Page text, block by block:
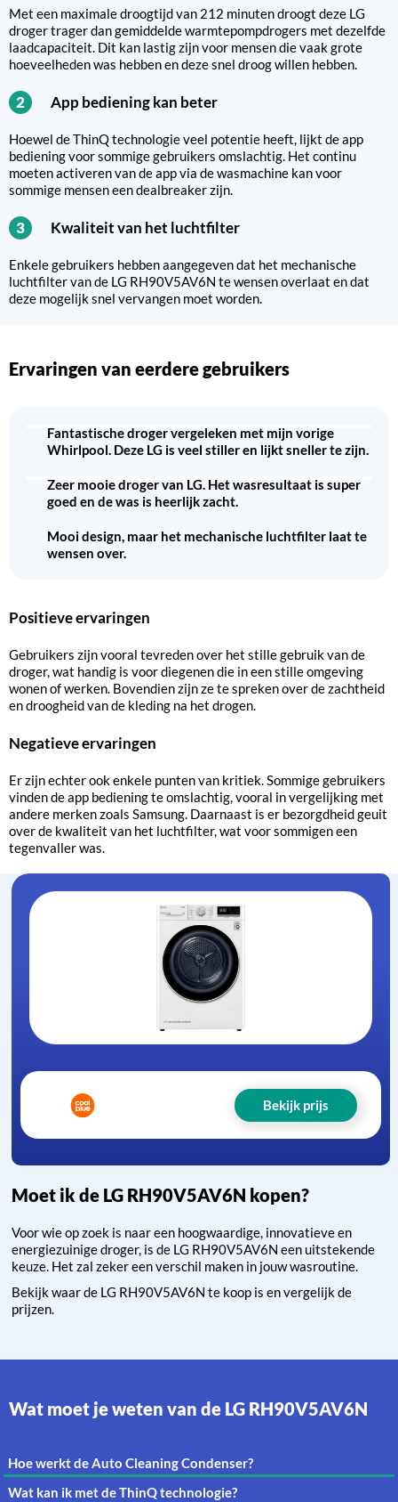
Met een maximale droogtijd van 212 minuten droogt deze LG
droger trager dan gemiddelde warmtepompdrogers met dezelfde
laadcapaciteit. Dit kan lastig zijn voor mensen die vaak grote
hoeveelheden was hebben en deze snel droog willen hebben.
2 App bediening kan beter
Hoewel de ThinQ technologie veel potentie heeft, lijkt de app
bediening voor sommige gebruikers omslachtig. Het continu
moeten activeren van de app via de wasmachine kan voor
sommige mensen een dealbreaker zijn.
3 Kwaliteit van het luchtfilter
Enkele gebruikers hebben aangegeven dat het mechanische
luchtfilter van de LG RH90V5AV6N te wensen overlaat en dat
deze mogelijk snel vervangen moet worden.
Ervaringen van eerdere gebruikers
Fantastische droger vergeleken met mijn vorige
Whirlpool. Deze LG is veel stiller en lijkt sneller te zijn.
Zeer mooie droger van LG. Het wasresultaat is super
goed en de was is heerlijk zacht.
Mooi design, maar het mechanische luchtfilter laat te
wensen over.
Positieve ervaringen
Gebruikers zijn vooral tevreden over het stille gebruik van de
droger, wat handig is voor diegenen die in een stille omgeving
wonen of werken. Bovendien zijn ze te spreken over de zachtheid
en droogheid van de kleding na het drogen.
Negatieve ervaringen
Er zijn echter ook enkele punten van kritiek. Sommige gebruikers
vinden de app bediening te omslachtig, vooral in vergelijking met
andere merken zoals Samsung. Daarnaast is er bezorgdheid geuit
over de kwaliteit van het luchtfilter, wat voor sommigen een
tegenvaller was.
Moet ik de LG RH90V5AV6N kopen?
Voor wie op zoek is naar een hoogwaardige, innovatieve en
energiezuinige droger, is de LG RH90V5AV6N een uitstekende
keuze. Het zal zeker een verschil maken in jouw wasroutine.
Bekijk waar de LG RH90V5AV6N te koop is en vergelijk de
prijzen.
Bekijk prijs
Wat moet je weten van de LG RH90V5AV6N
Hoe werkt de Auto Cleaning Condenser?
Wat kan ik met de ThinQ technologie?